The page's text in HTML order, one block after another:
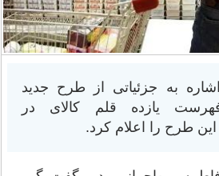
به جزئیاتی از طرح جدید
یازده قلم کالای در
طرح را اعلام کرد.